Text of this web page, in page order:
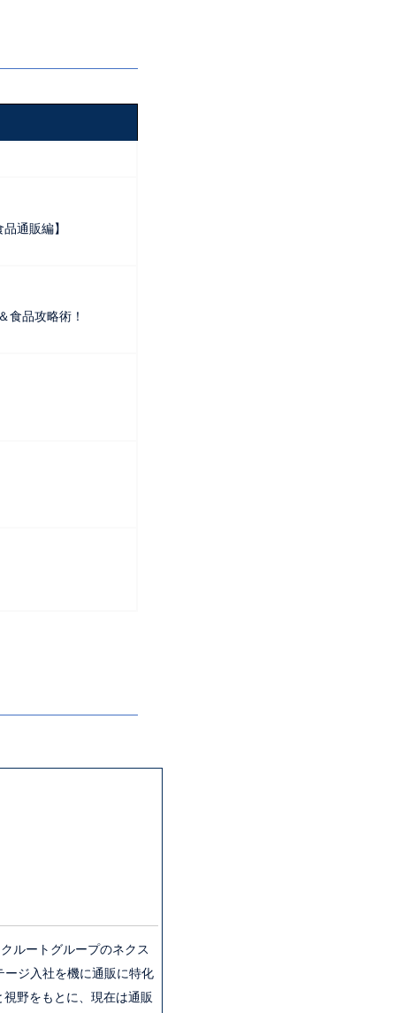
通販編】
食品攻略術！
ルートグループのネクス
ジ入社を機に通販に特化
野をもとに、現在は通販